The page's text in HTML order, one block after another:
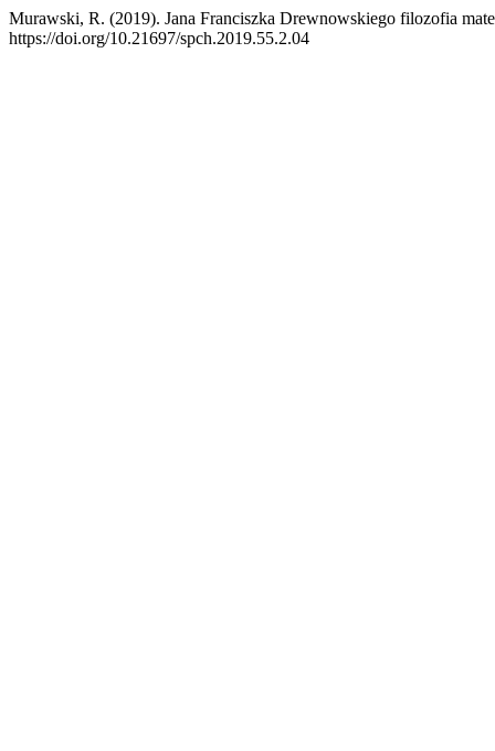
Murawski, R. (2019). Jana Franciszka Drewnowskiego filozofia
https://doi.org/10.21697/spch.2019.55.2.04